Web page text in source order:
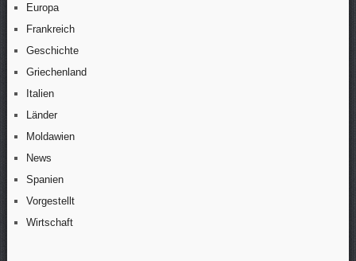
Europa
Frankreich
Geschichte
Griechenland
Italien
Länder
Moldawien
News
Spanien
Vorgestellt
Wirtschaft